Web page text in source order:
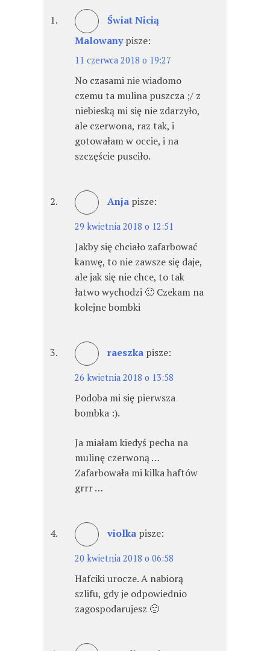
Świat Nicią
Malowany pisze:
11 czerwca 2018 o 19:27
No czasami nie wiadomo
czemu ta mulina puszcza ;/ z
niebieską mi się nie zdarzyło,
ale czerwona, raz tak, i
gotowałam w occie, i na
szczęście pusciło.
Anja pisze:
29 kwietnia 2018 o 12:51
Jakby się chciało zafarbować
kanwę, to nie zawsze się daje,
ale jak się nie chce, to tak
łatwo wychodzi 🙂 Czekam na
kolejne bombki
raeszka pisze:
26 kwietnia 2018 o 13:58
Podoba mi się pierwsza
bombka :).
Ja miałam kiedyś pecha na
mulinę czerwoną …
Zafarbowała mi kilka haftów
grrr …
violka pisze:
20 kwietnia 2018 o 06:58
Hafciki urocze. A nabiorą
szlifu, gdy je odpowiednio
zagospodarujesz 🙂